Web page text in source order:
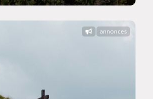
annonces